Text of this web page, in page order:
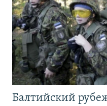
Балтийский